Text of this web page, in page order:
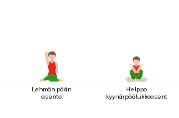
Lehmän pään
asento
Helppo
kyynärpäälukkoasento